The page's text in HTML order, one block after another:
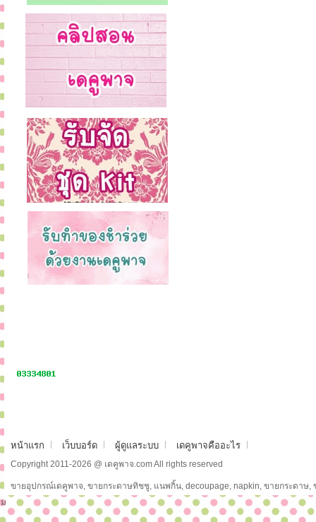
หน้าแรก เว็บบอร์ด ผู้ดูแลระบบ เดคูพาจคืออะไร
Copyright 2011-2026 @ เดคูพาจ.com All rights reserved
ขายอุปกรณ์เดคูพาจ, ขายกระดาษทิชชู, แนพกิ้น, decoupage, napkin, ขายกระดาษ
ม